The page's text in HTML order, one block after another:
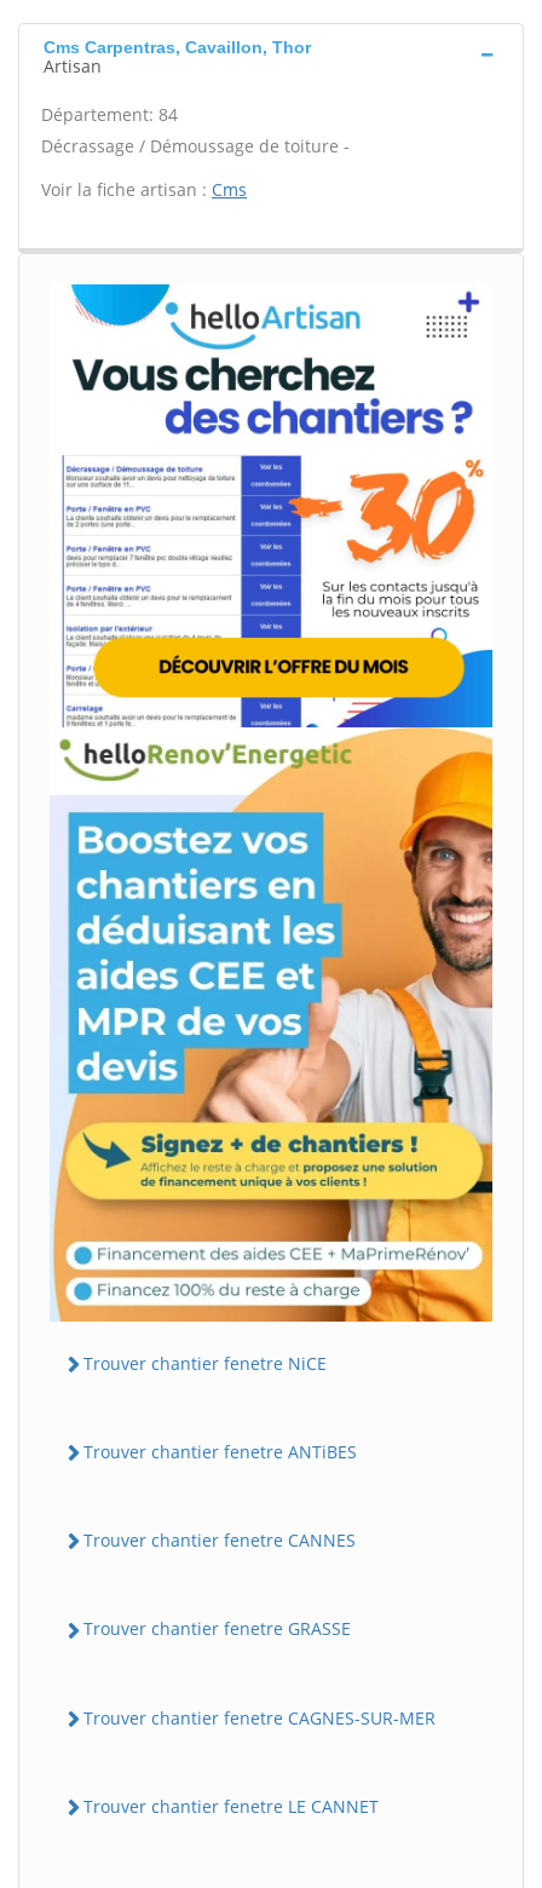
Cms Carpentras, Cavaillon, Thor
Artisan
Département: 84
Décrassage / Démoussage de toiture -
Voir la fiche artisan : Cms
Trouver chantier fenetre NiCE
Trouver chantier fenetre ANTiBES
Trouver chantier fenetre CANNES
Trouver chantier fenetre GRASSE
Trouver chantier fenetre CAGNES-SUR-MER
Trouver chantier fenetre LE CANNET